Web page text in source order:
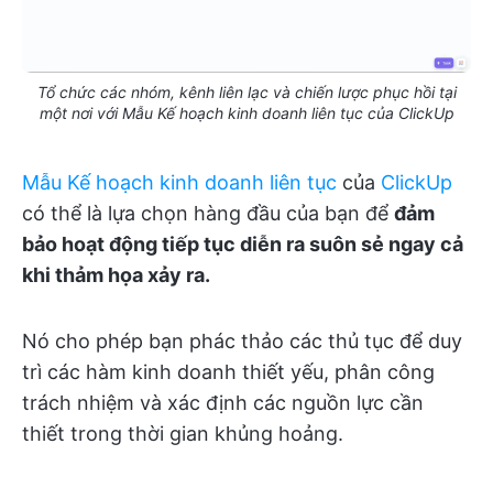
Tổ chức các nhóm, kênh liên lạc và chiến lược phục hồi tại
một nơi với Mẫu Kế hoạch kinh doanh liên tục của ClickUp
Mẫu Kế hoạch kinh doanh liên tục của ClickUp
có thể là lựa chọn hàng đầu của bạn để đảm
bảo hoạt động tiếp tục diễn ra suôn sẻ ngay cả
khi thảm họa xảy ra.
Nó cho phép bạn phác thảo các thủ tục để duy
trì các hàm kinh doanh thiết yếu, phân công
trách nhiệm và xác định các nguồn lực cần
thiết trong thời gian khủng hoảng.